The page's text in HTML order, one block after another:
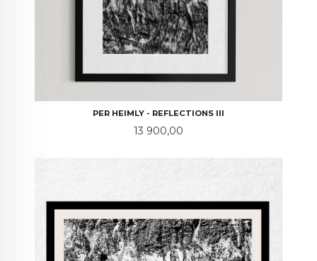
PER HEIMLY - REFLECTIONS III
Pris
13 900,00